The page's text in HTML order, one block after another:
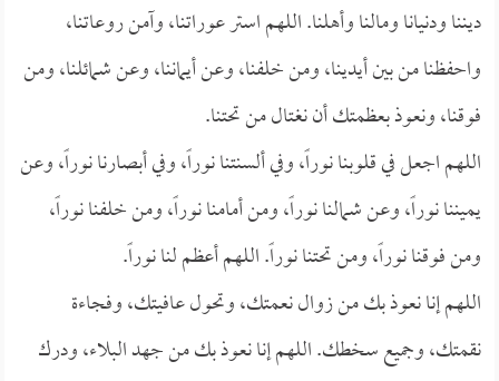
ديننا ودنيانا ومالنا وأهلنا. اللهم استر عوراتنا، وآمن روعاتنا،
واحفظنا من بين أيدينا، ومن خلفنا، وعن أيماننا، وعن شمائلنا، ومن
فوقنا، ونعوذ بعظمتك أن نغتال من تحتنا.
اللهم اجعل في قلوبنا نوراً، وفي ألسنتنا نوراً، وفي أبصارنا نوراً، وعن
يميننا نوراً، وعن شمالنا نوراً، ومن أمامنا نوراً، ومن خلفنا نوراً،
ومن فوقنا نوراً، ومن تحتنا نوراً. اللهم أعظم لنا نوراً.
اللهم إنا نعوذ بك من زوال نعمتك، وتحول عافيتك، وفجاءة
نقمتك، وجميع سخطك. اللهم إنا نعوذ بك من جهد البلاء، ودرك